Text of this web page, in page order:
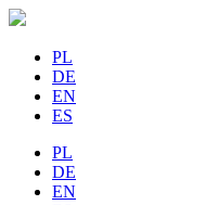
PL
DE
EN
ES
PL
DE
EN